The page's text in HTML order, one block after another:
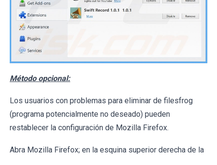
Método opcional:
Los usuarios con problemas para eliminar de filesfrog
(programa potencialmente no deseado) pueden
restablecer la configuración de Mozilla Firefox.
Abra Mozilla Firefox; en la esquina superior derecha de la